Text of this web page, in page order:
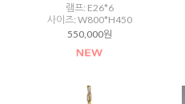
램프: E26*6
사이즈: W800*H450
550,000원